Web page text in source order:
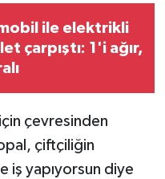
ile elektrikli
çarpıştı: 1'i ağır,
çevresinden
çiftçiliğin
iş yapıyorsun diye